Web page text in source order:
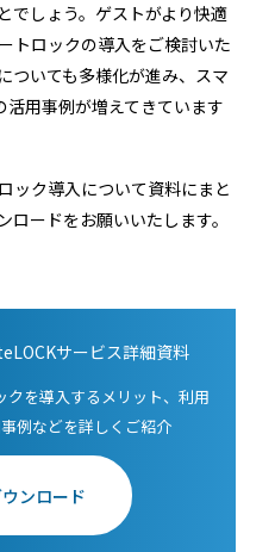
でしょう。ゲストがより快適
トロックの導入をご検討いた
ついても多様化が進み、スマ
用事例が増えてきています
ック導入について資料にまと
ードをお願いいたします。
サービス詳細資料
を導入するメリット、利用
例などを詳しくご紹介
ンロード